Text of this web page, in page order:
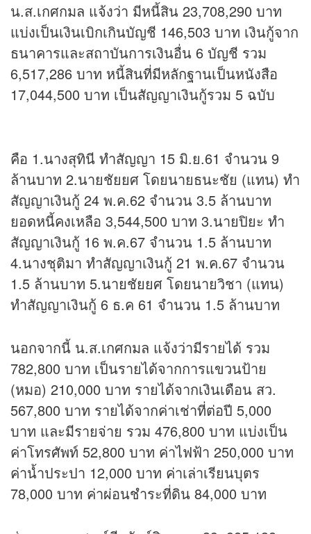
น.ส.เกศกมล แจ้งว่า มีหนี้สิน 23,708,290 บาท
แบ่งเป็นเงินเบิกเกินบัญชี 146,503 บาท เงินกู้จาก
ธนาคารและสถาบันการเงินอื่น 6 บัญชี รวม
6,517,286 บาท หนี้สินที่มีหลักฐานเป็นหนังสือ
17,044,500 บาท เป็นสัญญาเงินกู้รวม 5 ฉบับ
คือ 1.นางสุทินี ทำสัญญา 15 มิ.ย.61 จำนวน 9
ล้านบาท 2.นายชัยยศ โดยนายธนะชัย (แทน) ทำ
สัญญาเงินกู้ 24 พ.ค.62 จำนวน 3.5 ล้านบาท
ยอดหนี้คงเหลือ 3,544,500 บาท 3.นายปิยะ ทำ
สัญญาเงินกู้ 16 พ.ค.67 จำนวน 1.5 ล้านบาท
4.นางชุติมา ทำสัญญาเงินกู้ 21 พ.ค.67 จำนวน
1.5 ล้านบาท 5.นายชัยยศ โดยนายวิชา (แทน)
ทำสัญญาเงินกู้ 6 ธ.ค 61 จำนวน 1.5 ล้านบาท
นอกจากนี้ น.ส.เกศกมล แจ้งว่ามีรายได้ รวม
782,800 บาท เป็นรายได้จากการแขวนป้าย
(หมอ) 210,000 บาท รายได้จากเงินเดือน สว.
567,800 บาท รายได้จากค่าเช่าที่ต่อปี 5,000
บาท และมีรายจ่าย รวม 476,800 บาท แบ่งเป็น
ค่าโทรศัพท์ 52,800 บาท ค่าไฟฟ้า 250,000 บาท
ค่าน้ำประปา 12,000 บาท ค่าเล่าเรียนบุตร
78,000 บาท ค่าผ่อนชำระที่ดิน 84,000 บาท